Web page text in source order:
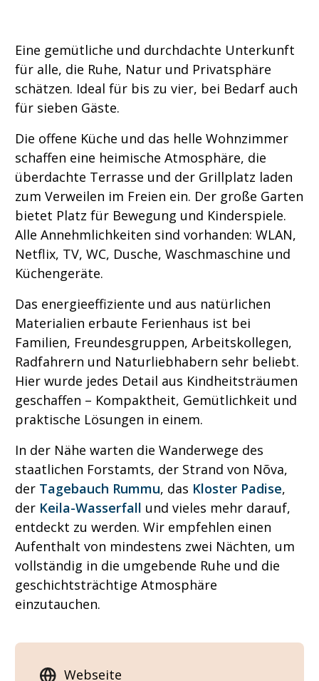
Eine gemütliche und durchdachte Unterkunft
für alle, die Ruhe, Natur und Privatsphäre
schätzen. Ideal für bis zu vier, bei Bedarf auch
für sieben Gäste.
Die offene Küche und das helle Wohnzimmer
schaffen eine heimische Atmosphäre, die
überdachte Terrasse und der Grillplatz laden
zum Verweilen im Freien ein. Der große Garten
bietet Platz für Bewegung und Kinderspiele.
Alle Annehmlichkeiten sind vorhanden: WLAN,
Netflix, TV, WC, Dusche, Waschmaschine und
Küchengeräte.
Das energieeffiziente und aus natürlichen
Materialien erbaute Ferienhaus ist bei
Familien, Freundesgruppen, Arbeitskollegen,
Radfahrern und Naturliebhabern sehr beliebt.
Hier wurde jedes Detail aus Kindheitsträumen
geschaffen – Kompaktheit, Gemütlichkeit und
praktische Lösungen in einem.
In der Nähe warten die Wanderwege des
staatlichen Forstamts, der Strand von Nõva,
der Tagebauch Rummu, das Kloster Padise,
der Keila-Wasserfall und vieles mehr darauf,
entdeckt zu werden. Wir empfehlen einen
Aufenthalt von mindestens zwei Nächten, um
vollständig in die umgebende Ruhe und die
geschichtsträchtige Atmosphäre
einzutauchen.
Webseite